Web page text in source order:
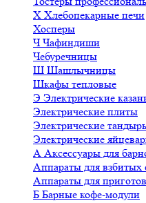
Х Хлебопекарные печи
Хосперы
ЧЧафиндиши
Чебуречницы
Ш Шашлычницы
Шкафы тепловые
Э Электрические
Электрические плиты
Электрические
Электрические
А Аксессуары для
Аппараты для взбитых
Аппараты для
Б Барные кофе-модули